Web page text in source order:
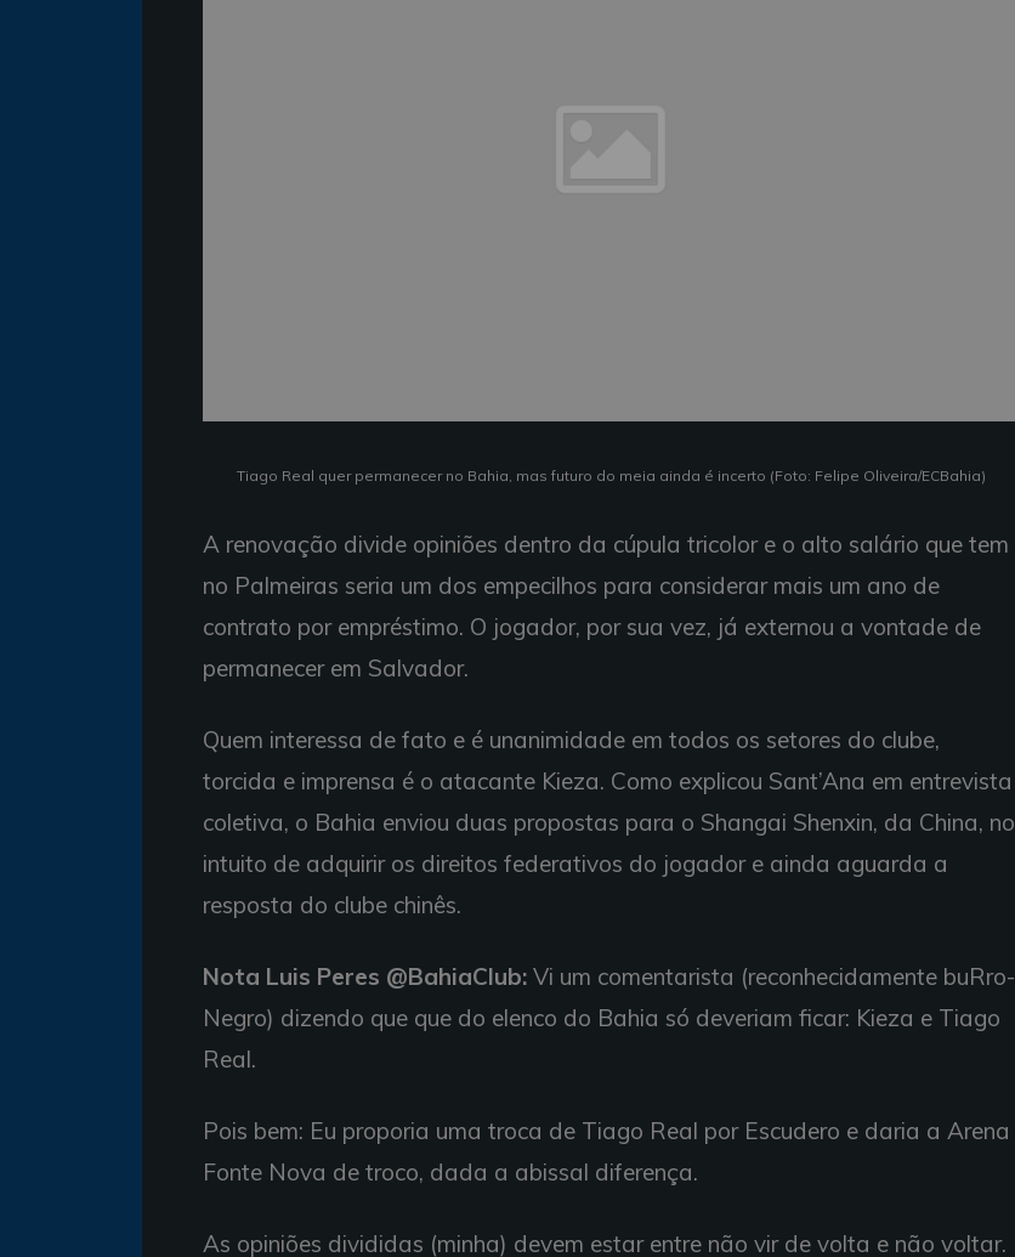
Tiago Real quer permanecer no Bahia, mas futuro do meia ainda é incerto (Foto: Felipe Oliveira/ECBahia)
A renovação divide opiniões dentro da cúpula tricolor e o alto salário que tem
no Palmeiras seria um dos empecilhos para considerar mais um ano de
contrato por empréstimo. O jogador, por sua vez, já externou a vontade de
permanecer em Salvador.
Quem interessa de fato e é unanimidade em todos os setores do clube,
torcida e imprensa é o atacante Kieza. Como explicou Sant’Ana em entrevista
coletiva, o Bahia enviou duas propostas para o Shangai Shenxin, da China, no
intuito de adquirir os direitos federativos do jogador e ainda aguarda a
resposta do clube chinês.
Nota Luis Peres @BahiaClub: Vi um comentarista (reconhecidamente buRro-
Negro) dizendo que que do elenco do Bahia só deveriam ficar: Kieza e Tiago
Real.
Pois bem: Eu proporia uma troca de Tiago Real por Escudero e daria a Arena
Fonte Nova de troco, dada a abissal diferença.
As opiniões divididas (minha) devem estar entre não vir de volta e não voltar.